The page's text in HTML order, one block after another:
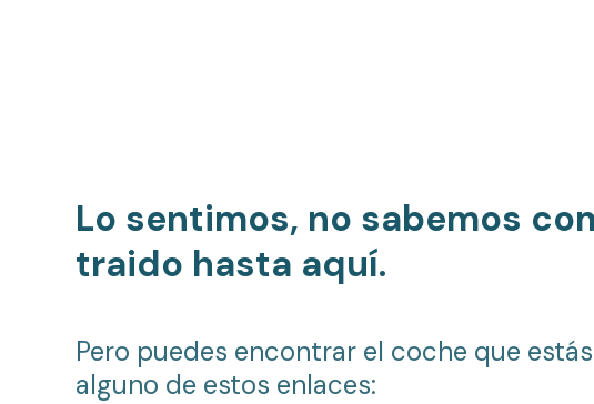
Lo sentimos, no sabemos
traido hasta aquí.
Pero puedes encontrar el coche que
alguno de estos enlaces: